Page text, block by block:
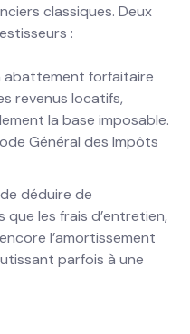
classiques. Deux
:
abattement forfaitaire
revenus locatifs,
la base imposable.
Général des Impôts
déduire de
les frais d’entretien,
l’amortissement
parfois à une